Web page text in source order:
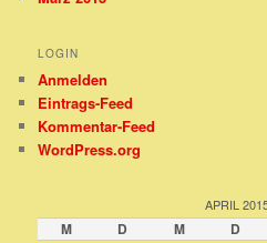
LOGIN
Anmelden
Eintrags-Feed
Kommentar-Feed
WordPress.org
APRIL
M D M D